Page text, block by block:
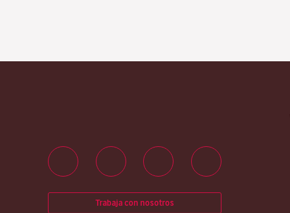
Trabaja con nosotros